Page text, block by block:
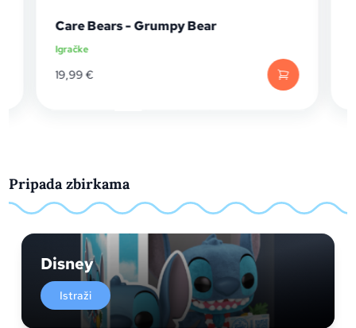
Care Bears - Grumpy Bear
Igračke
19,99€
Pripada zbirkama
Disney
Istraži